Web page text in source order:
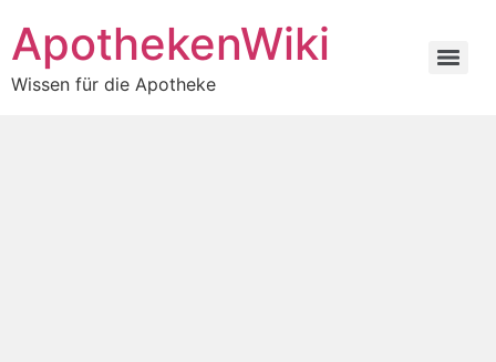
ApothekenWiki
Wissen für die Apotheke